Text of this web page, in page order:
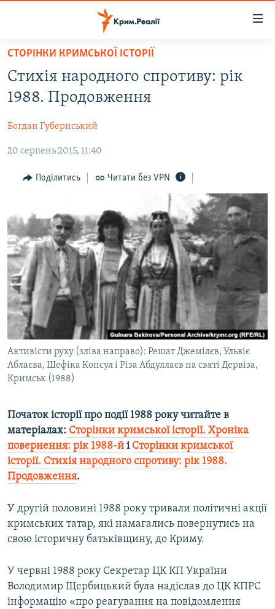
Перейти
основного
матеріалу
до
навігації
Перейти
ВІДЕО ТА ФОТО
ПОЛІТИКА
БЛОГИ
ПОГЛЯД
ВСЕ ЗА ДЕНЬ
СПЕЦПРОЕКТИ
ДЕПОРТАЦІЯ
ВІДЕОУРОКИ «ELIFBE»
СВІДЧЕННЯ ОКУПАЦІЇ
УКРАЇНСЬКА ПРОБЛЕМА КРИМУ
ІНФОГРАФІКА
ЯК ОБІЙТИ БЛОКУВАННЯ
Русский
Qırımtatar
ДОЛУЧАЙСЯ!
Усі сайти RFE/RL
СТОРІНКИ КРИМСЬКОЇ ІСТОРІЇ
Стихія народного спротиву: рік
1988. Продовження
Богдан Губернський
20 серпень 2015, 11:40
Поділитись Читати без VPN
Активісти руху (зліва направо): Решат Джемілєв, Ульвіє
Аблаєва, Шефіка Консул і Різа Абдуллаєв на святі Дервіза,
Кримськ (1988)
Початок історії про події 1988 року читайте в
матеріалах: Сторінки кримської історії. Хроніка
повернення: рік 1988-й і Сторінки кримської
історії. Стихія народного спротиву: рік 1988.
Продовження.
У другій половині 1988 року тривали політичні акції
кримських татар, які намагались повернутись на
свою історичну батьківщину, до Криму.
У червні 1988 року Секретар ЦК КП України
Володимир Щербицький була надіслав до ЦК КПРС
інформацію «про реагування на повідомлення